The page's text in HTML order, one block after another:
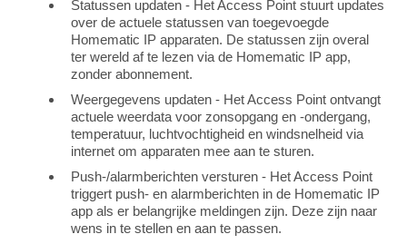
Statussen updaten - Het Access Point stuurt updates
over de actuele statussen van toegevoegde
Homematic IP apparaten. De statussen zijn overal
ter wereld af te lezen via de Homematic IP app,
zonder abonnement.
Weergegevens updaten - Het Access Point ontvangt
actuele weerdata voor zonsopgang en -ondergang,
temperatuur, luchtvochtigheid en windsnelheid via
internet om apparaten mee aan te sturen.
Push-/alarmberichten versturen - Het Access Point
triggert push- en alarmberichten in de Homematic IP
app als er belangrijke meldingen zijn. Deze zijn naar
wens in te stellen en aan te passen.